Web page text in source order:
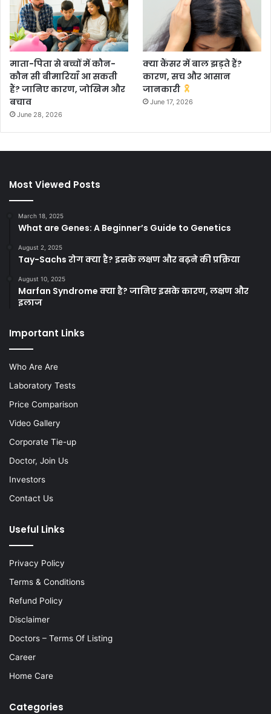
माता-पिता से बच्चों में कौन-
कौन सी बीमारियाँ आ सकती
हैं? जानिए कारण, जोखिम और
बचाव
June 28, 2026
क्या कैंसर में बाल झड़ते हैं?
कारण, सच और आसान
जानकारी
June 17, 2026
Most Viewed Posts
March 18, 2025
What are Genes: A Beginner’s Guide to Genetics
August 2, 2025
Tay-Sachs रोग क्या है? इसके लक्षण और बढ़ने की प्रक्रिया
August 10, 2025
Marfan Syndrome क्या है? जानिए इसके कारण, लक्षण और
इलाज
Important Links
Who Are Are
Laboratory Tests
Price Comparison
Video Gallery
Corporate Tie-up
Doctor, Join Us
Investors
Contact Us
Useful Links
Privacy Policy
Terms & Conditions
Refund Policy
Disclaimer
Doctors – Terms Of Listing
Career
Home Care
Categories